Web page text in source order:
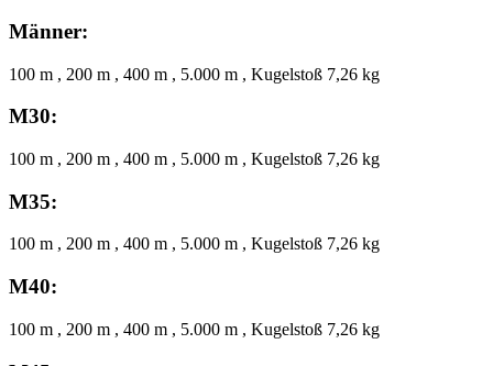
Männer:
100 m , 200 m , 400 m , 5.000 m , Kugelstoß 7,26 kg
M30:
100 m , 200 m , 400 m , 5.000 m , Kugelstoß 7,26 kg
M35:
100 m , 200 m , 400 m , 5.000 m , Kugelstoß 7,26 kg
M40:
100 m , 200 m , 400 m , 5.000 m , Kugelstoß 7,26 kg